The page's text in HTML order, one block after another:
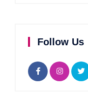
Follow Us